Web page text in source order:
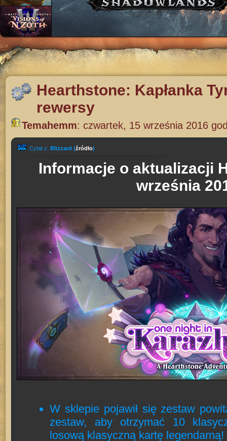
Hearthstone: Kapłanka
rewersy
Temahemm: czwartek, 15 września 2016
Cytat z: Blizzard (źródło)
Informacje o aktualizacji
września
W sklepie pojawił się zestaw
zestaw, aby otrzymać 10
losową klasyczną kartę legendarną!